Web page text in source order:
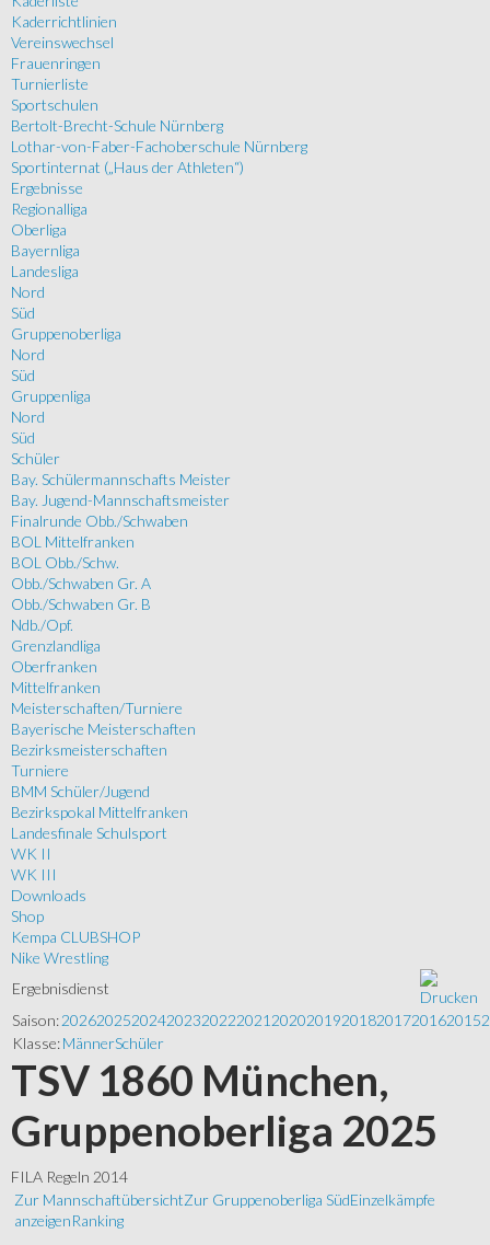
Kaderrichtlinien
Vereinswechsel
Frauenringen
Turnierliste
Sportschulen
Bertolt-Brecht-Schule Nürnberg
Lothar-von-Faber-Fachoberschule Nürnberg
Sportinternat („Haus der Athleten“)
Ergebnisse
Regionalliga
Oberliga
Bayernliga
Landesliga
Nord
Süd
Gruppenoberliga
Nord
Süd
Gruppenliga
Nord
Süd
Schüler
Bay. Schülermannschafts Meister
Bay. Jugend-Mannschaftsmeister
Finalrunde Obb./Schwaben
BOL Mittelfranken
BOL Obb./Schw.
Obb./Schwaben Gr. A
Obb./Schwaben Gr. B
Ndb./Opf.
Grenzlandliga
Oberfranken
Mittelfranken
Meisterschaften/Turniere
Bayerische Meisterschaften
Bezirksmeisterschaften
Turniere
BMM Schüler/Jugend
Bezirkspokal Mittelfranken
Landesfinale Schulsport
WK II
WK III
Downloads
Shop
Kempa CLUBSHOP
Nike Wrestling
Ergebnisdienst
Saison:202620252024202320222021 202020192018201720162015
Klasse:MännerSchüler
TSV 1860 München,
Gruppenoberliga 2025
FILA Regeln 2014
Zur MannschaftübersichtZur Gruppenoberliga SüdEinzelkämpfe
anzeigenRanking